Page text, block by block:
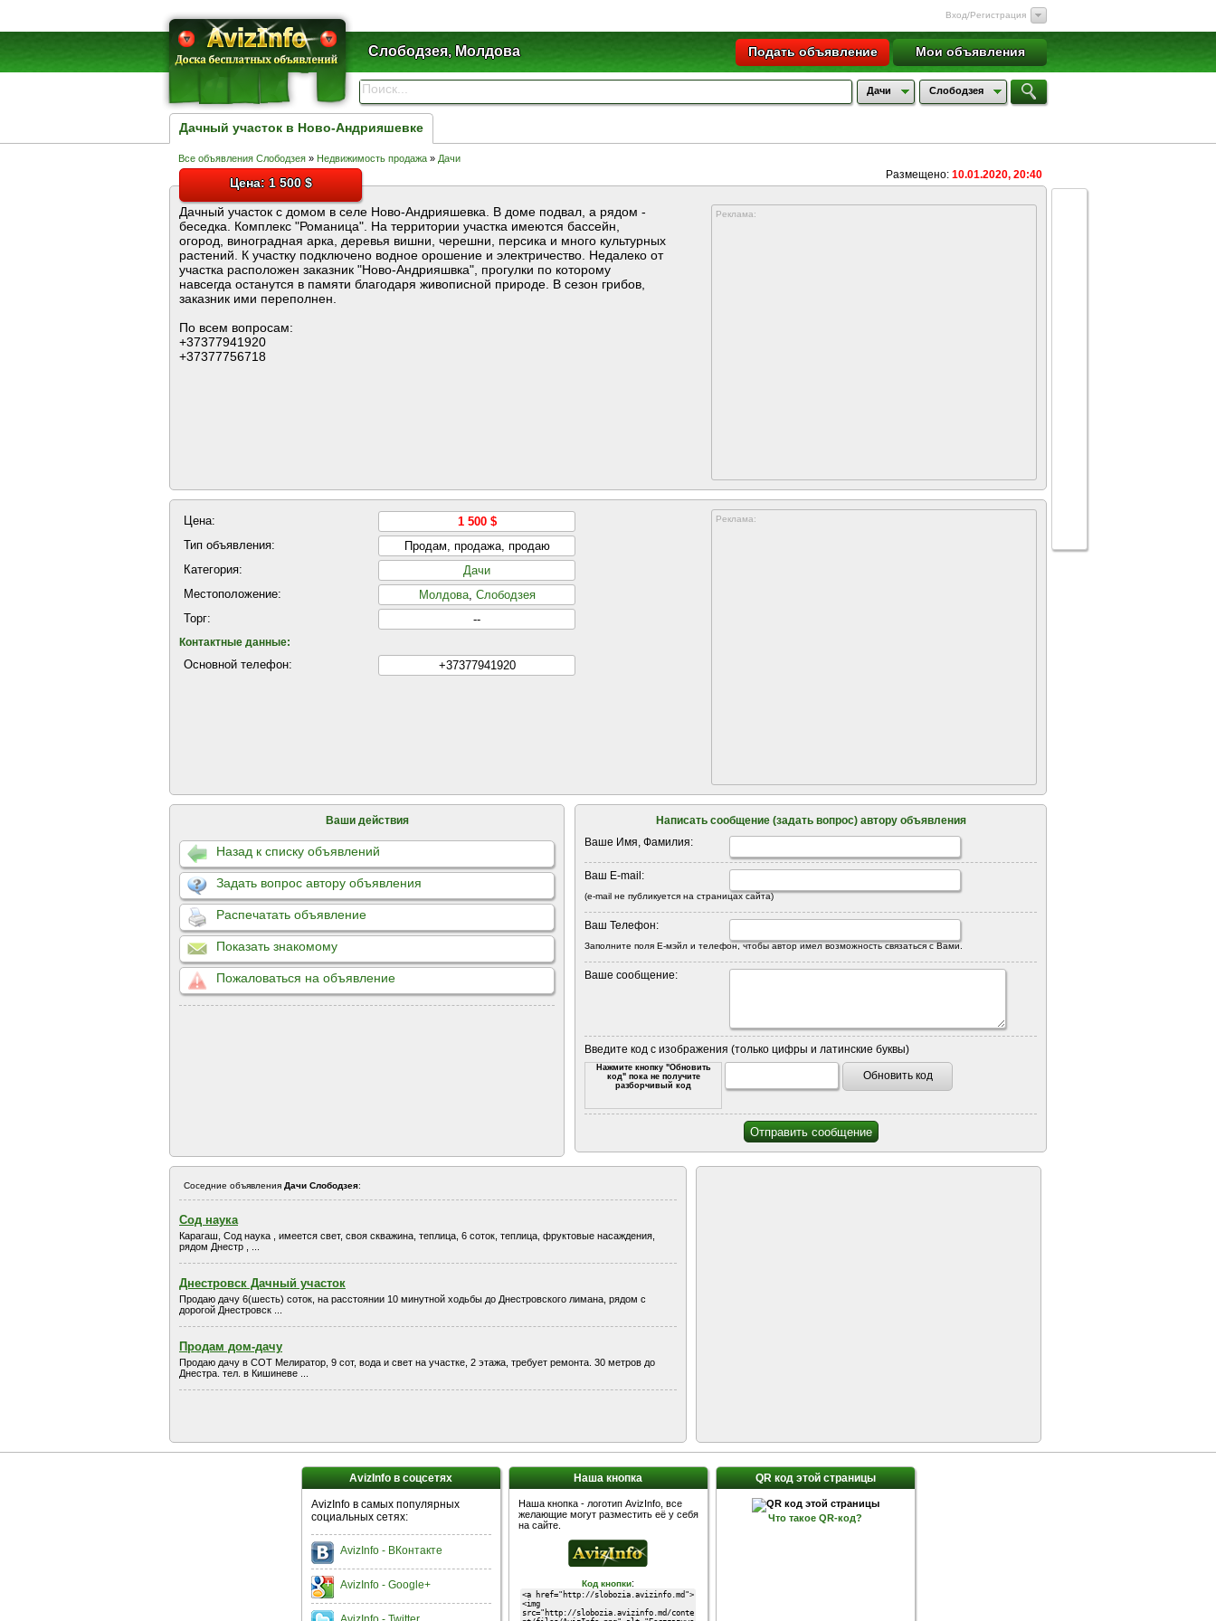
Вход/Регистрация
Слободзея, Молдова Мои объявления
Подать объявление
Дачи Слободзея
Дачный участок в Ново-Андрияшевке
Все объявления Слободзея » Недвижимость продажа » Дачи
Размещено: 10.01.2020, 20:40
Цена: 1 500 $
Реклама:
Дачный участок с домом в селе Ново-Андрияшевка. В доме подвал, а рядом -
беседка. Комплекс "Романица". На территории участка имеются бассейн,
огород, виноградная арка, деревья вишни, черешни, персика и много культурных
растений. К участку подключено водное орошение и электричество. Недалеко от
участка расположен заказник "Ново-Андрияшвка", прогулки по которому
навсегда останутся в памяти благодаря живописной природе. В сезон грибов,
заказник ими переполнен.
По всем вопросам:
+37377941920
+37377756718
Цена:
1 500 $
Тип объявления:
Продам, продажа, продаю
Категория:
Дачи
Местоположение:
Молдова, Слободзея
Торг:
--
Контактные данные:
Основной телефон: +37377941920
Реклама:
Ваши действия
Назад к списку объявлений
Задать вопрос автору объявления
Распечатать объявление
Показать знакомому
Пожаловаться на объявление
Написать сообщение (задать вопрос) автору объявления
Ваше Имя, Фамилия:
Ваш E-mail:
(e-mail не публикуется на страницах сайта)
Ваш Телефон:
Заполните поля Е-мэйл и телефон, чтобы автор имел возможность связаться с Вами.
Ваше сообщение:
Введите код с изображения (только цифры и латинские буквы)
Нажмите кнопку "Обновить
код" пока не получите
разборчивый код
Обновить код
Соседние объявления Дачи Слободзея:
Сод наука
Карагаш, Сод наука , имеется свет, своя скважина, теплица, 6 соток, теплица, фруктовые насаждения,
рядом Днестр , ...
Днестровск Дачный участок
Продаю дачу 6(шесть) соток, на расстоянии 10 минутной ходьбы до Днестровского лимана, рядом с
дорогой Днестровск ...
Продам дом-дачу
Продаю дачу в СОТ Мелиратор, 9 сот, вода и свет на участке, 2 этажа, требует ремонта. 30 метров до
Днестра. тел. в Кишиневе ...
AvizInfo в соцсетях
AvizInfo в самых популярных
социальных сетях:
AvizInfo - ВКонтакте
AvizInfo - Google+
Наша кнопка
Наша кнопка - логотип AvizInfo, все
желающие могут разместить её у себя
на сайте.
Код кнопки:
QR код этой страницы
Что такое QR-код?